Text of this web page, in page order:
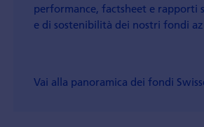
performance, factsheet e rapporti
e di sostenibilità dei nostri fondi
Vai alla panoramica dei fondi